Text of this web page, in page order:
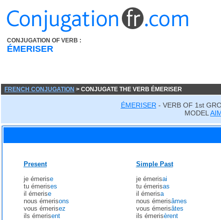
CONJUGATION OF VERB :
ÉMERISER
FRENCH CONJUGATION > CONJUGATE THE VERB ÉMERISER
ÉMERISER - VERB OF 1st
MODEL
Present
je émerise
tu émerises
il émerise
nous émerisons
vous émerisez
ils émerisent
Simple Past
je émerisai
tu émerisas
il émerisa
nous émerisâmes
vous émerisâtes
ils émerisèrent